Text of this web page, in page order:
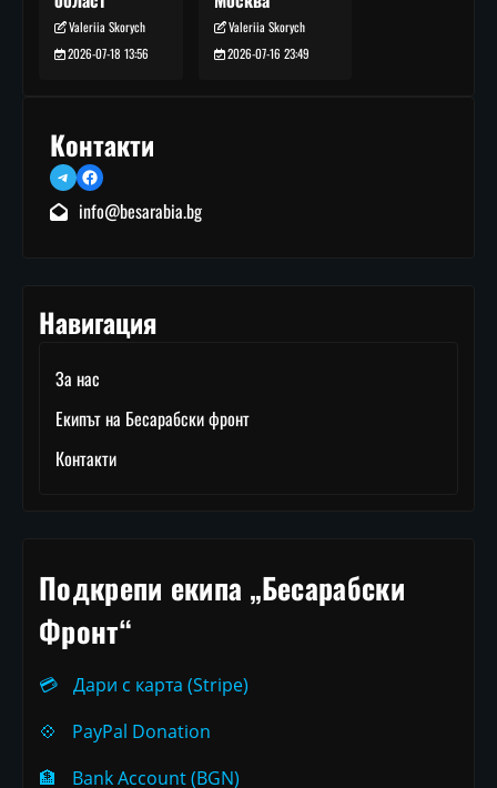
Valeriia Skorych
2026-07-18 13:56
Valeriia Skorych
2026-07-16 23:49
Контакти
TelegramFacebook
info@besarabia.bg
Навигация
За нас
Екипът на Бесарабски фронт
Контакти
Подкрепи екипа „Бесарабски
Фронт“
💳
Дари с карта (Stripe)
💠
PayPal Donation
🏦
Bank Account (BGN)